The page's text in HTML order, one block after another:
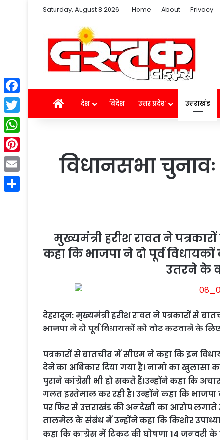
Saturday, August 8 2026 Home About Privacy
Homeदेश विदेश उत्तर प्रदेश उत्तराखंड
विधानसभा
मुख्यमंत्री हरीश रावत ने
कहा कि भाजपा ने दो पूर्व विधायकों
उतरने के
देहरादून: मुख्यमंत्री हरीश रावत ने पत्रकारों से
भाजपा ने दो पूर्व विधायकों को वोट कटवाने के
पत्रकारों से बातचीत में सीएम ने कहा कि इन
देने का अधिकार दिया गया है। नामो का खुलासा
पुराने कांग्रेसी भी हो सकते हैं।उन्होंने कहा कि
गलत इस्तेमाल कर रही है। उन्होंने कहा कि
पर फिर से उत्तराखंड की अनदेखी का आरोप
तालमेल के संबंध में उन्होंने कहा कि किशोर
कहा कि कांग्रेस में टिकट की घोषणा 14 जनवरी के
Facebook
Twitter
WhatsApp
Pinterest
Email